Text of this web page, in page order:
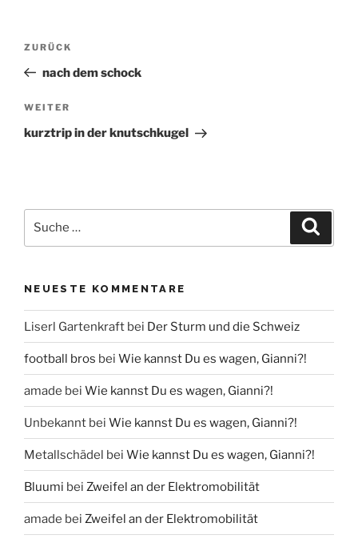
Beitrags-
Navigation
Vorheriger
Beitrag
ZURÜCK
nach dem schock
Nächster
Beitrag
WEITER
kurztrip in der knutschkugel
nach:
NEUESTE KOMMENTARE
Liserl Gartenkraft bei Der Sturm und die Schweiz
football bros bei Wie kannst Du es wagen, Gianni?!
amade bei Wie kannst Du es wagen, Gianni?!
Unbekannt bei Wie kannst Du es wagen, Gianni?!
Metallschädel bei Wie kannst Du es wagen, Gianni?!
Bluumi bei Zweifel an der Elektromobilität
amade bei Zweifel an der Elektromobilität